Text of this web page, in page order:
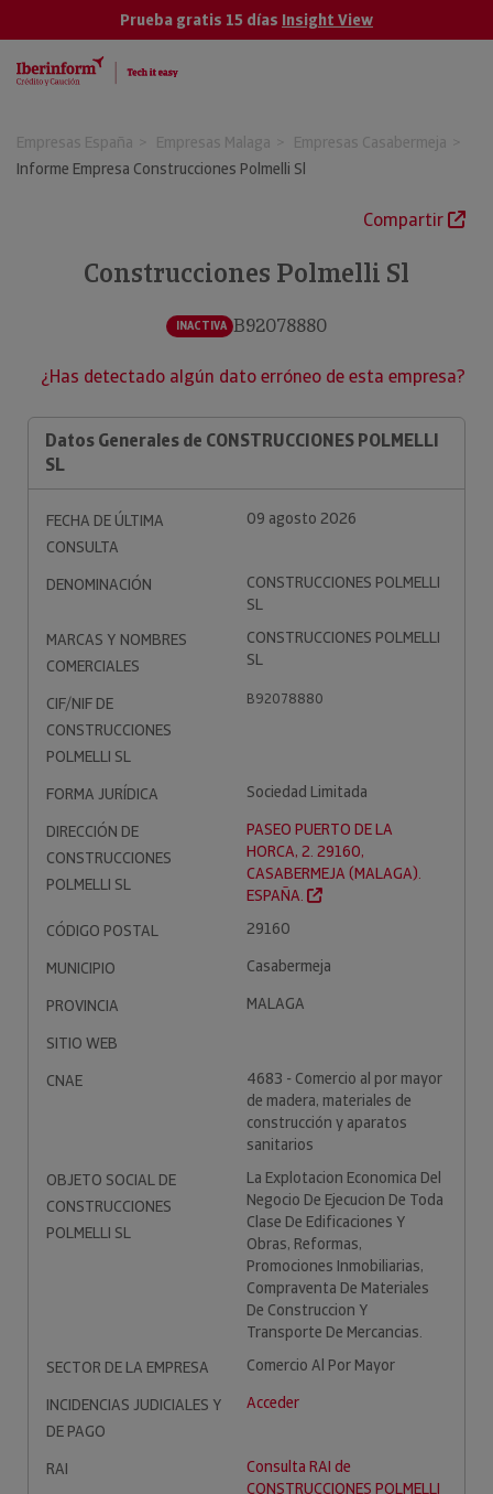
Prueba gratis 15 días Insight View
Empresas España Empresas Malaga
Empresas Casabermeja
Informe Empresa Construcciones Polmelli Sl
Compartir
Construcciones Polmelli Sl
INACTIVA B92078880
¿Has detectado algún dato erróneo de esta empresa?
Datos Generales de CONSTRUCCIONES POLMELLI
SL
FECHA DE ÚLTIMA
CONSULTA
09 agosto 2026
DENOMINACIÓN
CONSTRUCCIONES POLMELLI
SL
MARCAS Y NOMBRES
COMERCIALES
CONSTRUCCIONES POLMELLI
SL
CIF/NIF DE
CONSTRUCCIONES
POLMELLI SL
B92078880
FORMA JURÍDICA
Sociedad Limitada
DIRECCIÓN DE
CONSTRUCCIONES
POLMELLI SL
PASEO PUERTO DE LA
HORCA, 2. 29160,
CASABERMEJA (MALAGA).
ESPAÑA.
CÓDIGO POSTAL
29160
MUNICIPIO
Casabermeja
PROVINCIA
MALAGA
SITIO WEB
CNAE
4683 - Comercio al por mayor
de madera, materiales de
construcción y aparatos
sanitarios
OBJETO SOCIAL DE
CONSTRUCCIONES
POLMELLI SL
La Explotacion Economica Del
Negocio De Ejecucion De Toda
Clase De Edificaciones Y
Obras, Reformas,
Promociones Inmobiliarias,
Compraventa De Materiales
De Construccion Y
Transporte De Mercancias.
SECTOR DE LA EMPRESA
Comercio Al Por Mayor
INCIDENCIAS JUDICIALES Y
DE PAGO
Acceder
RAI
Consulta RAI de
CONSTRUCCIONES POLMELLI